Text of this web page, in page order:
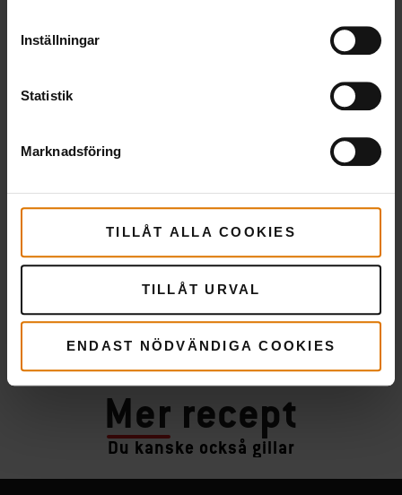
Inställningar
Statistik
Marknadsföring
TILLÅT ALLA COOKIES
TILLÅT URVAL
ENDAST NÖDVÄNDIGA COOKIES
Mer recept
Du kanske också gillar